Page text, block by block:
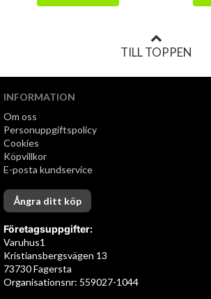
TILL TOPPEN
INFORMATION
Om oss
Personuppgiftspolicy
Cookies
Köpvillkor
E-posta kundservice
Ångra ditt köp
Företagsuppgifter:
Varuhus1
Kristiansbergsvägen 13
73730 Fagersta
Organisationsnr: 559027-1044